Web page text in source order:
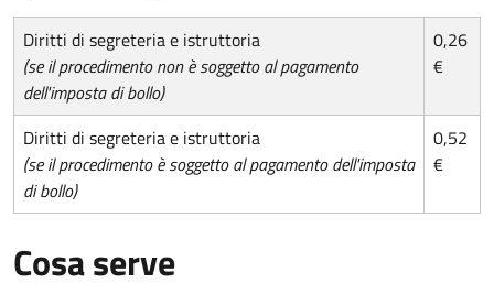
Diritti di segreteria e istruttoria
(se il procedimento non è soggetto al pagamento
dell'imposta di bollo)
0,26
€
Diritti di segreteria e istruttoria
(se il procedimento è soggetto al pagamento dell'imposta
di bollo)
0,52
€
Cosa serve